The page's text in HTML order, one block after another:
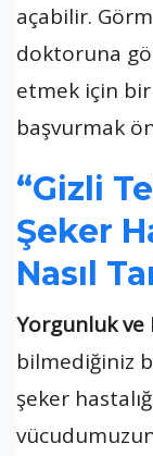
açabilir.
doktoruna
etmek için
başvurmak
“Gizli
Şeker
Nasıl
Yorgunluk ve
bilmediğiniz
şeker